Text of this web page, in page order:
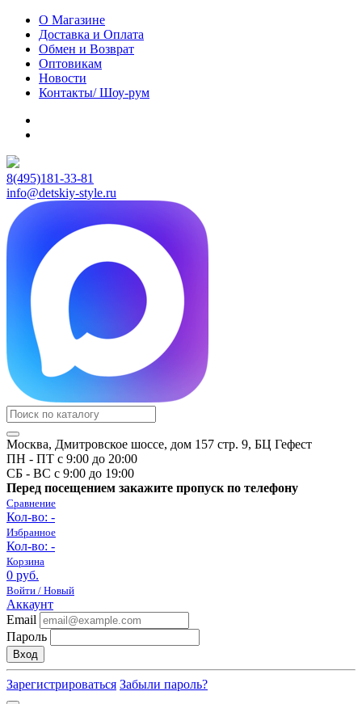
О Магазине
Доставка и Оплата
Обмен и Возврат
Оптовикам
Новости
Контакты/ Шоу-рум
8(495)181-33-81
info@detskiy-style.ru
Москва, Дмитровское шоссе, дом 157 стр. 9, БЦ Гефест
ПН - ПТ с 9:00 до 20:00
СБ - ВС с 9:00 до 19:00
Перед посещением закажите пропуск по телефону
Сравнение
Кол-во: -
Избранное
Кол-во: -
Корзина
0 руб.
Войти / Новый
Аккаунт
Email
Пароль
Вход
Зарегистрироваться Забыли пароль?